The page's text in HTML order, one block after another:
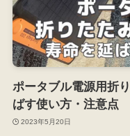
ポータブル電源用折
ばす使い方・注意点
2023年5月20日